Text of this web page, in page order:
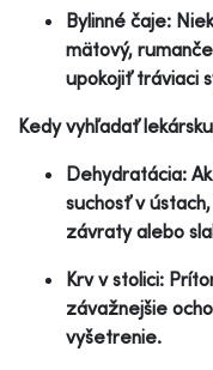
Bylinné čaje:
mätový,
upokojiť tráviaci
Kedy vyhľadať
Dehydratácia:
suchosť v
závraty alebo
Krv v stolici:
závažnejšie
vyšetrenie.